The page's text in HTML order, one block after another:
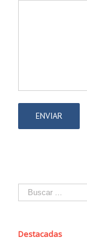
Destacadas